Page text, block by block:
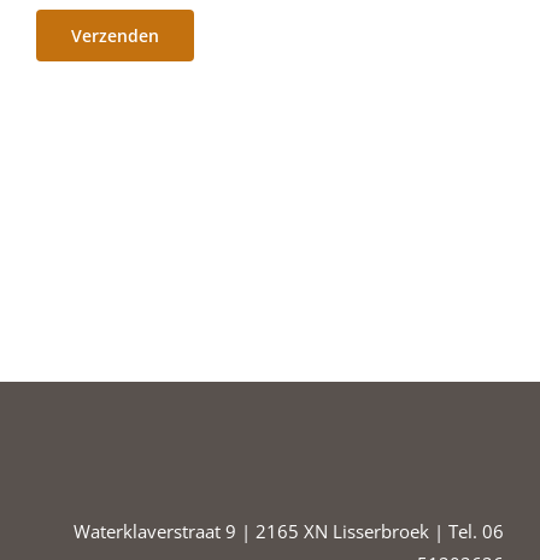
Waterklaverstraat 9 | 2165 XN Lisserbroek | Tel. 06